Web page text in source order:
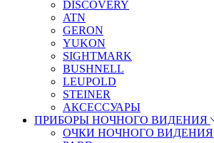
DISCOVERY
ATN
GERON
YUKON
SIGHTMARK
BUSHNELL
LEUPOLD
STEINER
АКСЕССУАРЫ
ПРИБОРЫ НОЧНОГО ВИДЕНИЯ
ОЧКИ НОЧНОГО ВИДЕНИЯ